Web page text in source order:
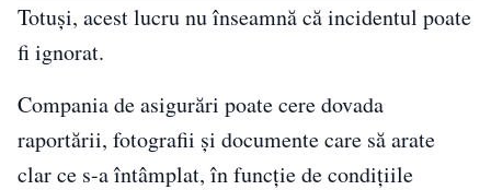
Totuși, acest lucru nu înseamnă că incidentul poate
fi ignorat.
Compania de asigurări poate cere dovada
raportării, fotografii și documente care să arate
clar ce s-a întâmplat, în funcție de condițiile